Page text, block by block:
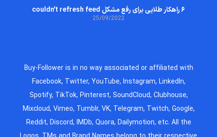
۶ راهکار طلایی برای رفع مشکل couldn’t refresh feed
25/09/2022
Buy-Follower is in no way associated or affiliated with
Facebook, Twitter, YouTube, Instagram, LinkedIn,
Spotify, TikTok, Pinterest, SoundCloud, Clubhouse,
Mixcloud, Vimeo, Tumblr, VK, Telegram, Twitch, Google,
Reddit, Discord, IMDb, Quora, Dailymotion, etc. All the